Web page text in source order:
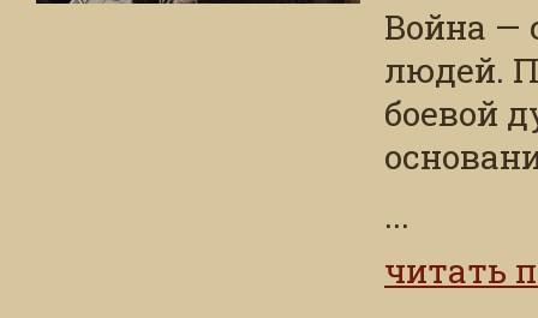
Война —
людей.
боевой
...
читать